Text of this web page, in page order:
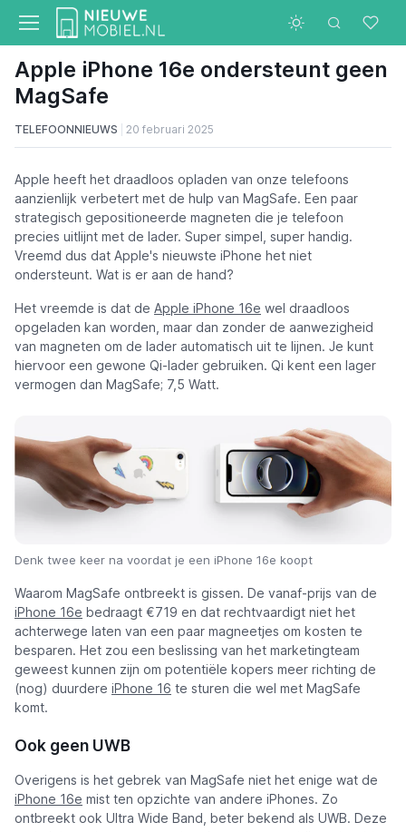
Apple iPhone 16e ondersteunt geen
MagSafe
TELEFOONNIEUWS 20 februari 2025
Apple heeft het draadloos opladen van onze telefoons
aanzienlijk verbetert met de hulp van MagSafe. Een paar
strategisch gepositioneerde magneten die je telefoon
precies uitlijnt met de lader. Super simpel, super handig.
Vreemd dus dat Apple's nieuwste iPhone het niet
ondersteunt. Wat is er aan de hand?
Het vreemde is dat de Apple iPhone 16e wel draadloos
opgeladen kan worden, maar dan zonder de aanwezigheid
van magneten om de lader automatisch uit te lijnen. Je kunt
hiervoor een gewone Qi-lader gebruiken. Qi kent een lager
vermogen dan MagSafe; 7,5 Watt.
Denk twee keer na voordat je een iPhone 16e koopt
Waarom MagSafe ontbreekt is gissen. De vanaf-prijs van de
iPhone 16e bedraagt €719 en dat rechtvaardigt niet het
achterwege laten van een paar magneetjes om kosten te
besparen. Het zou een beslissing van het marketingteam
geweest kunnen zijn om potentiële kopers meer richting de
(nog) duurdere iPhone 16 te sturen die wel met MagSafe
komt.
Ook geen UWB
Overigens is het gebrek van MagSafe niet het enige wat de
iPhone 16e mist ten opzichte van andere iPhones. Zo
ontbreekt ook Ultra Wide Band, beter bekend als UWB. Deze